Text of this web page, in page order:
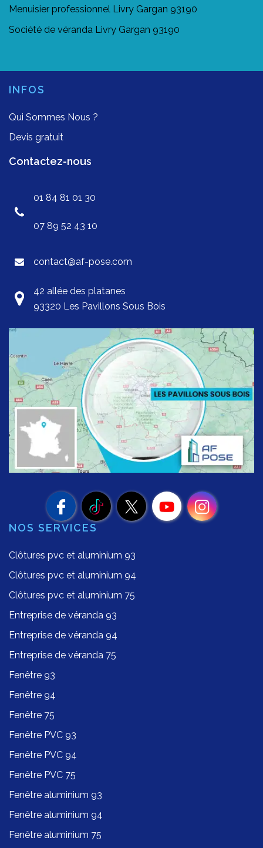
Menuisier professionnel Livry Gargan 93190
Société de véranda Livry Gargan 93190
INFOS
Qui Sommes Nous ?
Devis gratuit
Contactez-nous
01 84 81 01 30
07 89 52 43 10
contact@af-pose.com
42 allée des platanes
93320 Les Pavillons Sous Bois
NOS SERVICES
Clôtures pvc et aluminium 93
Clôtures pvc et aluminium 94
Clôtures pvc et aluminium 75
Entreprise de véranda 93
Entreprise de véranda 94
Entreprise de véranda 75
Fenêtre 93
Fenêtre 94
Fenêtre 75
Fenêtre PVC 93
Fenêtre PVC 94
Fenêtre PVC 75
Fenêtre aluminium 93
Fenêtre aluminium 94
Fenêtre aluminium 75